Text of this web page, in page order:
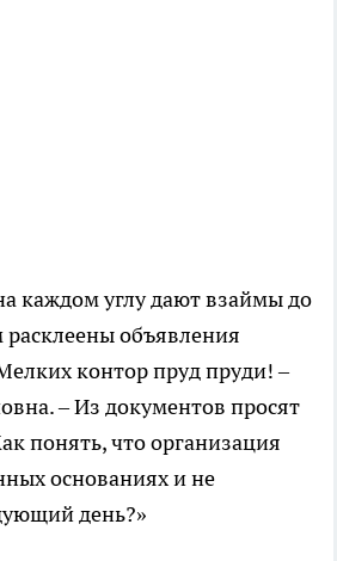
каждом углу дают взаймы до
объявления
контор пруд пруди! –
– Из документов просят
понять, что организация
основаниях и не
день?»